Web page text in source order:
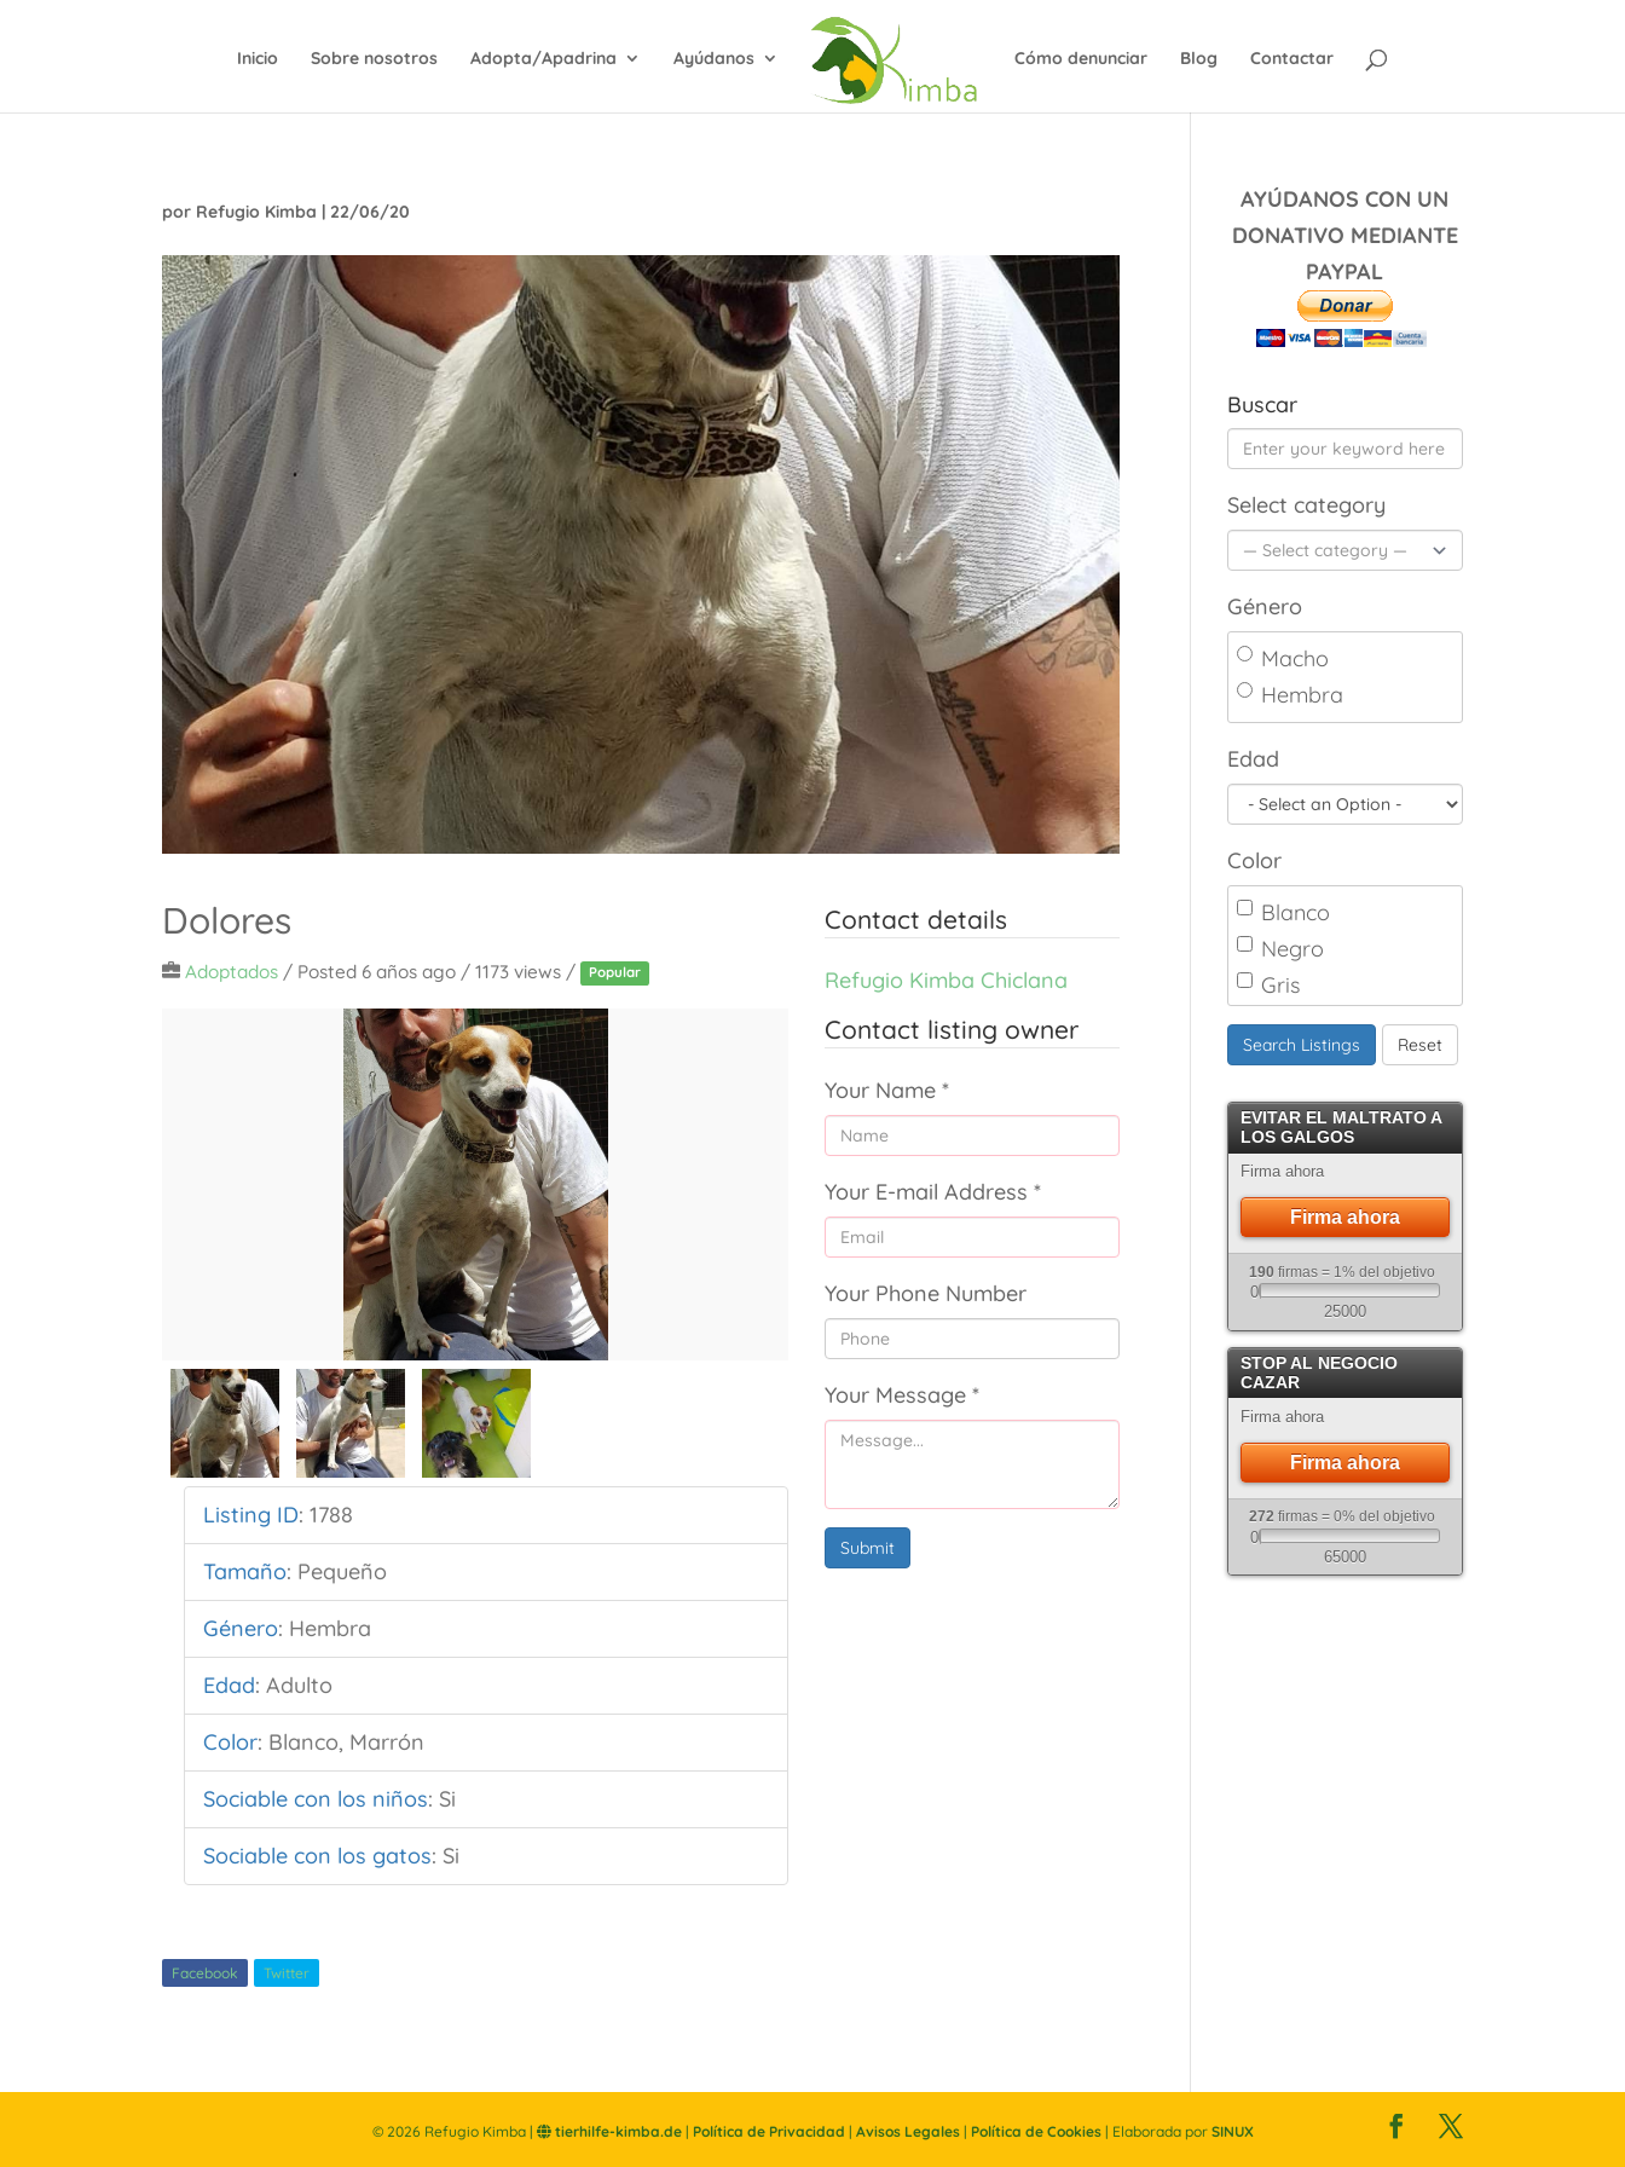
Inicio Sobre nosotros Adopta/Apadrina Ayúdanos Cómo denunciar Blog Contactar
por Refugio Kimba | 22/06/20
Dolores
Adoptados / Posted 6 años ago / 1173 views / Popular
Listing ID:1788
Tamaño: Pequeño
Género: Hembra
Edad:Adulto
Color: Blanco, Marrón
Sociable con los niños: Si
Sociable con los gatos: Si
Contact details
Refugio Kimba Chiclana
Contact listing owner
Your Name *
Your E-mail Address *
Your Phone Number
Your Message *
Submit
Facebook Twitter
AYÚDANOS CON UN
DONATIVO MEDIANTE
PAYPAL
Buscar
Select category
Género
Macho
Hembra
Edad
Color
Blanco
Negro
Gris
Marrón
Canela
Crema
Atigrado
Search Listings Reset
EVITAR EL MALTRATO A
LOS GALGOS
Firma ahora
Firma ahora
190 firmas = 1% del objetivo
0
25000
STOP AL NEGOCIO
CAZAR
Firma ahora
Firma ahora
272 firmas = 0% del objetivo
0
65000
© 2026 Refugio Kimba | tierhilfe-kimba.de| Política de Privacidad | Avisos Legales| Política de Cookies| Elaborada por SINUX